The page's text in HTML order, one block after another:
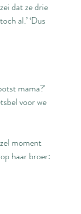
dat ze drie
al.’ ‘Dus
mama?'
voor we
moment
haar broer: